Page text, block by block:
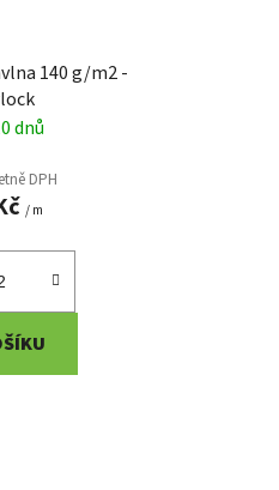
140 g/m2 -
dnů
DPH
/ m